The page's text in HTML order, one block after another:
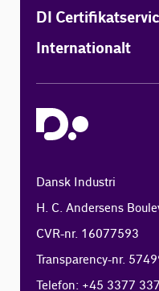
DI
Internationalt
Dansk Industri
H. C. Andersens
CVR-nr. 16077593
Transparency-nr.
Telefon: +45 3377